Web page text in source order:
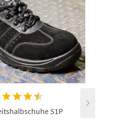
S1P